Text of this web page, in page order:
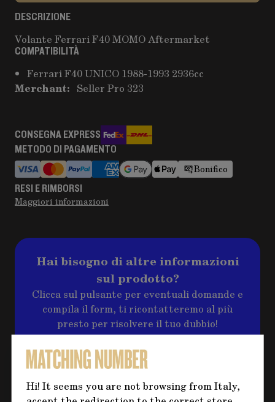
Hi! It seems you are not browsing from Italy,
DESCRIZIONE
Volante Ferrari F40 MOMO Aftermarket
COMPATIBILITÀ
Ferrari F40 UNICO 1988-1993 2936cc
Merchant: Seller Pro 323
CONSEGNA EXPRESS
METODO DI PAGAMENTO
Bonifico
RESI E RIMBORSI
Maggiori informazioni
Hai bisogno di altre informazioni
sul prodotto?
Clicca sul pulsante per eventuali domande e
compila il form, ti ricontatteremo al più
presto per risolvere il tuo dubbio!
CONTATTACI